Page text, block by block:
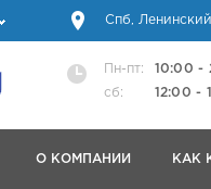
Спб,
Пн-пт:
10:00 -
сб:
12:00 -
О КОМПАНИИ КАК